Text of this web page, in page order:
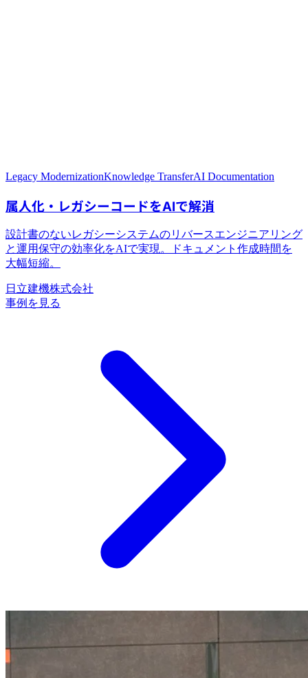
Legacy ModernizationKnowledge TransferAI Documentation
日立建機株式会社
事例を見る